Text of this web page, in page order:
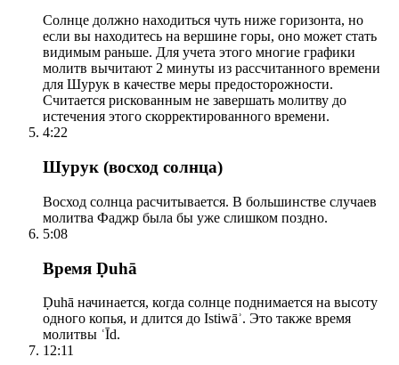
Солнце должно находиться чуть ниже горизонта, но
если вы находитесь на вершине горы, оно может стать
видимым раньше. Для учета этого многие графики
молитв вычитают 2 минуты из рассчитанного времени
для Шурук в качестве меры предосторожности.
Считается рискованным не завершать молитву до
истечения этого скорректированного времени.
4:22
Шурук (восход солнца)
Восход солнца расчитывается. В большинстве случаев
молитва Фаджр была бы уже слишком поздно.
5:08
Время Ḍuhā
Ḍuhā начинается, когда солнце поднимается на высоту
одного копья, и длится до Istiwāʾ. Это также время
молитвы ʿĪd.
12:11